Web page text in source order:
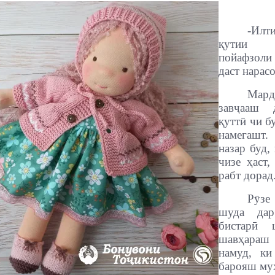
-
қутии
даст
завҷааш
қуттӣ чи
назар
чизе
рабт
шуда
намуд,
барояш